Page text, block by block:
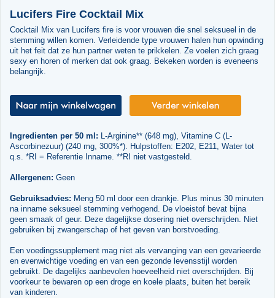
Lucifers Fire Cocktail Mix
Cocktail Mix van Lucifers fire is voor vrouwen die snel seksueel in de
stemming willen komen. Verleidende type vrouwen halen hun opwinding
uit het feit dat ze hun partner weten te prikkelen. Ze voelen zich graag
sexy en horen of merken dat ook graag. Bekeken worden is eveneens
belangrijk.
Ingredienten per 50 ml: L-Arginine** (648 mg), Vitamine C (L-
Ascorbinezuur) (240 mg, 300%*). Hulpstoffen: E202, E211, Water tot
q.s. *RI = Referentie Inname. **RI niet vastgesteld.
Allergenen: Geen
Gebruiksadvies: Meng 50 ml door een drankje. Plus minus 30 minuten
na inname seksueel stemming verhogend. De vloeistof bevat bijna
geen smaak of geur. Deze dagelijkse dosering niet overschrijden. Niet
gebruiken bij zwangerschap of het geven van borstvoeding.
Een voedingssupplement mag niet als vervanging van een gevarieerde
en evenwichtige voeding en van een gezonde levensstijl worden
gebruikt. De dagelijks aanbevolen hoeveelheid niet overschrijden. Bij
voorkeur te bewaren op een droge en koele plaats, buiten het bereik
van kinderen.